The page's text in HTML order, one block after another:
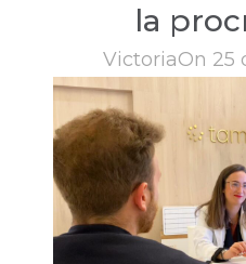
la
VictoriaOn 25